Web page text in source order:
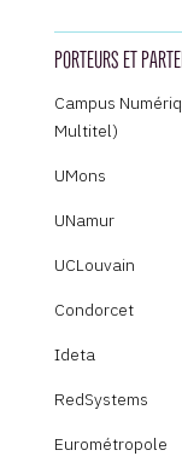
PORTEURS ET
Campus
Multitel)
UMons
UNamur
UCLouvain
Condorcet
Ideta
RedSystems
Eurométropole